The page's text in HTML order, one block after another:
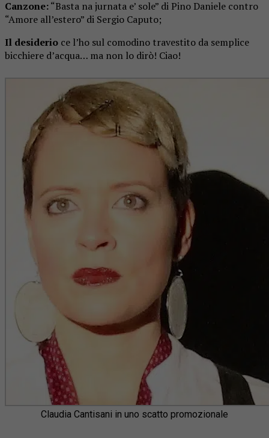
Canzone:“Basta na jurnata e’ sole” di Pino Daniele contro
“Amore all’estero” di Sergio Caputo;
Il desiderio ce l’ho sul comodino travestito da semplice
bicchiere d’acqua… ma non lo dirò! Ciao!
Claudia Cantisani in uno scatto promozionale